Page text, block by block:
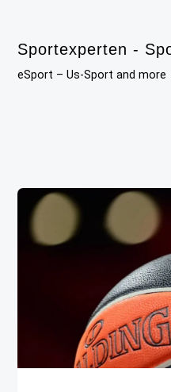
content
Sportexperten -
eSport – Us-Sport and more